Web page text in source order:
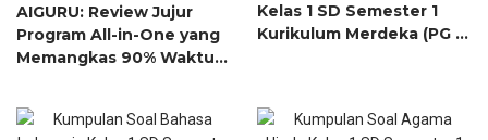
AIGURU: Review Jujur
Program All-in-One yang
Memangkas 90% Waktu
Kelas 1 SD Semester 1
Kurikulum Merdeka (PG &